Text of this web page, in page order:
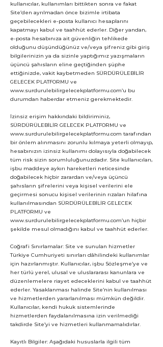
kullanıcılar, kullanımları bittikten sonra ve fakat
Site’den ayrılmadan önce bizimle irtibata
geçebilecekleri e-posta kullanıcı hesaplarını
kapatmayı kabul ve taahhüt ederler. Diğer yandan,
e-posta hesabınıza ait güvenliğin tehlikede
olduğunu düşündüğünüz ve/veya şifreniz gibi giriş
bilgilerinizin ya da sizinle yaptığımız yazışmaların
üçüncü şahısların eline geçtiğinden şüphe
ettiğinizde, vakit kaybetmeden SÜRDÜRÜLEBİLİR
GELECEK PLATFORMU ve
www.surdurulebilirgelecekplatformu.com’u bu
durumdan haberdar etmeniz gerekmektedir.
İzinsiz erişim hakkındaki bildiriminiz,
SÜRDÜRÜLEBİLİR GELECEK PLATFORMU ve
www.surdurulebilirgelecekplatformu.com tarafından
bir önlem alınmasını zorunlu kılmaya yeterli olmayıp,
hesabınızın izinsiz kullanımı dolayısıyla doğabilecek
tüm risk sizin sorumluluğunuzdadır. Site kullanıcıları,
işbu maddeye aykırı hareketleri neticesinde
doğabilecek hiçbir zarardan ve/veya üçüncü
şahısların şifrelerini veya kişisel verilerini ele
geçirmesi sonucu kişisel verilerinin rızaları hilafına
kullanılmasından SÜRDÜRÜLEBİLİR GELECEK
PLATFORMU ve
www.surdurulebilirgelecekplatformu.com’un hiçbir
şekilde mesul olmadığını kabul ve taahhüt ederler.
Coğrafi Sınırlamalar: Site ve sunulan hizmetler
Türkiye Cumhuriyeti sınırları dâhilindeki kullanımlar
için hazırlanmıştır. Kullanıcılar, işbu Sözleşme’ye ve
her türlü yerel, ulusal ve uluslararası kanunlara ve
düzenlemelere riayet edeceklerini kabul ve taahhüt
ederler. Yasaklanması halinde Site’nin kullanılması
ve hizmetlerden yararlanılması mümkün değildir.
Kullanıcılar, kendi hukuk sistemlerinde
hizmetlerden faydalanılmasına izin verilmediği
takdirde Site’yi ve hizmetleri kullanmamalıdırlar.
Kayıtlı Bilgiler: Aşağıdaki hususlarla ilgili tüm